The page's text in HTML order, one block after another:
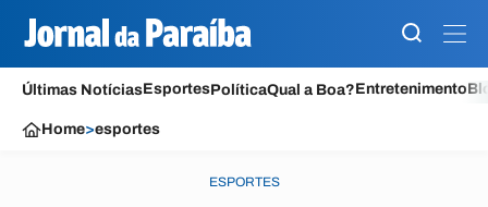
Últimas NotíciasEsportesPolíticaQual a Boa?Entretenimento
Home>esportes
ESPORTES